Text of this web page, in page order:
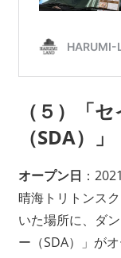
（５）「
（SDA）」
オープン日 ：
晴海トリトンス
いた場所に、ダ
ー（SDA）」が